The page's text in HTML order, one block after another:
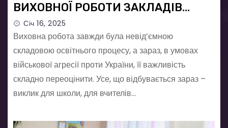
ВИХОВНОЇ РОБОТИ ЗАКЛАДІВ
ЗАГАЛЬНОЇ СЕРЕДНЬОЇ ОСВІТИ ПО
ТЕМІ«УМОВИ ЕФЕКТИВНОГО
ПРОВЕДЕННЯ УПРАВЛІНСЬКОГО
ТЕМАТИЧНОГО КОНТРОЛЮ,
ЗАХОДІВВ СУЧАСНИХ УМОВАХ»
Січ 16, 2025
Виховна робота завжди була невід’ємною
складовою освітнього процесу, а зараз, в умовах
військової агресії проти України, її важливість
складно переоцінити. Усе, що відбувається зараз –
виклик для школи, для вчителів…